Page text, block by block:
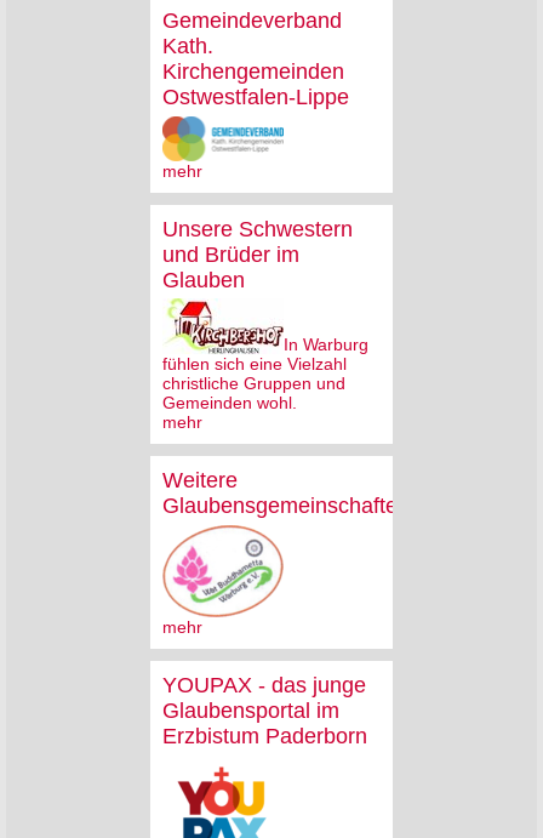
Gemeindeverband
Kath.
Kirchengemeinden
Ostwestfalen-Lippe
mehr
Unsere Schwestern
und Brüder im
Glauben
In Warburg
fühlen sich eine Vielzahl
christliche Gruppen und
Gemeinden wohl.
mehr
Weitere
Glaubensgemeinschaften
mehr
YOUPAX - das junge
Glaubensportal im
Erzbistum Paderborn